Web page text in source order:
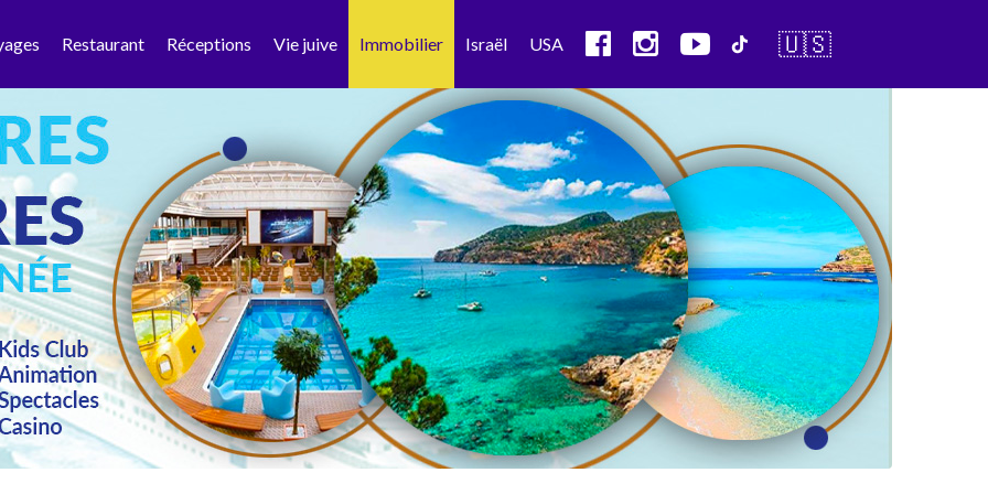
Restaurant Réceptions Vie juive Immobilier Israël USA 🇺🇸